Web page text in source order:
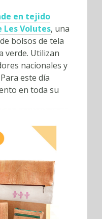
en tejido
Les Volutes, una
bolsos de tela
verde. Utilizan
nacionales y
este día
en toda su